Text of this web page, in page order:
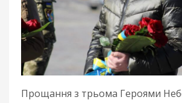
Прощання з трьома Героями